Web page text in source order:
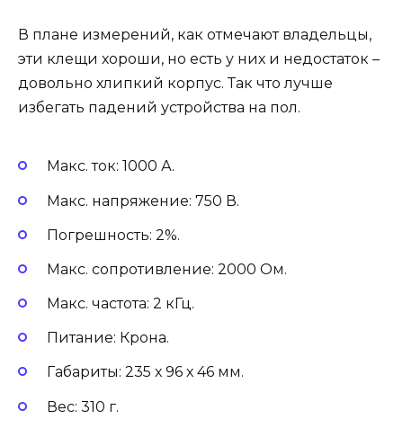
В плане измерений, как отмечают владельцы,
эти клещи хороши, но есть у них и недостаток –
довольно хлипкий корпус. Так что лучше
избегать падений устройства на пол.
Макс. ток: 1000 А.
Макс. напряжение: 750 В.
Погрешность: 2%.
Макс. сопротивление: 2000 Ом.
Макс. частота: 2 кГц.
Питание: Крона.
Габариты: 235 х 96 х 46 мм.
Вес: 310 г.